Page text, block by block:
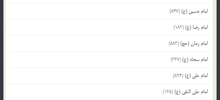
امام حسین (ع)(847)
امام رضا (ع)(182)
امام زمان (عج)(583)
امام سجاد (ع)(227)
امام علی (ع)(894)
امام علی النقی (ع)(165)